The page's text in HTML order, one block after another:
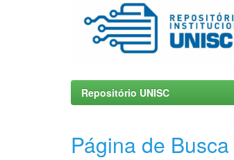
Repositório UNISC
Página de Busca